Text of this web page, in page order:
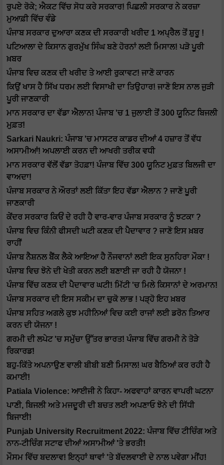
ਰੁਪਏ ਰੋਕੇ; ਐਕਟ ਵਿੱਚ ਸੋਧ ਕਰੇ ਸਰਕਾਰ! ਪਿਛਲੀ ਸਰਕਾਰ ਨੇ ਕਰਜ਼ਾ
ਮੁਆਫ਼ੀ ਵਿੱਚ ਵੰਡੇ
ਪੰਜਾਬ ਸਰਕਾਰ ਦੁਆਰਾ ਕਣਕ ਦੀ ਸਰਕਾਰੀ ਖਰੀਦ 1 ਅਪ੍ਰੈਲ ਤੋਂ ਸ਼ੁਰੂ !
ਪਟਿਆਲਾ ਦੇ ਕਿਸਾਨ ਗੁਰਮੁੱਖ ਸਿੰਘ ਬਣੇ ਹੋਰਨਾਂ ਲਈ ਮਿਸਾਲ! ਪੜੋ ਪੂਰੀ
ਖ਼ਬਰ
ਪੰਜਾਬ ਵਿਚ ਕਣਕ ਦੀ ਖਰੀਦ ਤੇ ਆਈ ਰੁਕਾਵਟ! ਜਾਣੋ ਕਾਰਨ
ਕਿਉਂ ਖਾਸ ਹੈ ਸਿੱਖ ਧਰਮ ਲਈ ਵਿਸਾਖੀ ਦਾ ਤਿਉਹਾਰ! ਜਾਣੋ ਇਸ ਨਾਲ ਜੁੜੀ
ਪੂਰੀ ਜਾਣਕਾਰੀ
ਮਾਨ ਸਰਕਾਰ ਦਾ ਵੱਡਾ ਐਲਾਨ! ਪੰਜਾਬ 'ਚ 1 ਜੁਲਾਈ ਤੋਂ 300 ਯੂਨਿਟ ਬਿਜਲੀ
ਮੁਫ਼ਤ!
Sarkari Naukri: ਪੰਜਾਬ 'ਚ ਮਾਸਟਰ ਕਾਡਰ ਦੀਆਂ 4 ਹਜ਼ਾਰ ਤੋਂ ਵੱਧ
ਅਸਾਮੀਆਂ! ਅਪਲਾਈ ਕਰਨ ਦੀ ਆਖਰੀ ਤਰੀਕ ਵਧੀ
ਮਾਨ ਸਰਕਾਰ ਵੱਲੋਂ ਵੱਡਾ ਤੋਹਫ਼ਾ! ਪੰਜਾਬ ਵਿੱਚ 300 ਯੂਨਿਟ ਮੁਫ਼ਤ ਬਿਲਜੀ ਦਾ
ਵਾਅਦਾ!
ਪੰਜਾਬ ਸਰਕਾਰ ਨੇ ਔਰਤਾਂ ਲਈ ਕਿੱਤਾ ਇਹ ਵੱਡਾ ਐਲਾਨ ? ਜਾਣੋ ਪੂਰੀ
ਜਾਣਕਾਰੀ
ਕੇਂਦਰ ਸਰਕਾਰ ਕਿਓਂ ਦੇ ਰਹੀ ਹੈ ਵਾਰ-ਵਾਰ ਪੰਜਾਬ ਸਰਕਾਰ ਨੂੰ ਝਟਕਾ ?
ਪੰਜਾਬ ਵਿਚ ਕਿੰਨੀ ਫੀਸਦੀ ਘਟੀ ਕਣਕ ਦੀ ਪੈਦਾਵਾਰ ? ਜਾਣੋ ਇਸ ਖ਼ਬਰ
ਰਾਹੀਂ
ਪੰਜਾਬ ਨੈਸ਼ਨਲ ਬੈਂਕ ਲੈਕੇ ਆਇਆ ਹੈ ਨੌਜਵਾਨਾਂ ਲਈ ਇਕ ਸੁਨਹਿਰਾ ਮੌਕਾ !
ਪੰਜਾਬ ਵਿਚ ਝੋਨੇ ਦੀ ਖੇਤੀ ਕਰਨ ਲਈ ਬਣਾਈ ਜਾ ਰਹੀ ਹੈ ਯੋਜਨਾ !
ਪੰਜਾਬ ਵਿੱਚ ਕਣਕ ਦੀ ਪੈਦਾਵਾਰ ਘਟੀ! ਮਿੱਟੀ 'ਚ ਮਿਲੇ ਕਿਸਾਨਾਂ ਦੇ ਅਰਮਾਨ!
ਪੰਜਾਬ ਸਰਕਾਰ ਦੀ ਇਸ ਸਕੀਮ ਦਾ ਚੁਕੋ ਲਾਭ ! ਪੜ੍ਹੋ ਇਹ ਖ਼ਬਰ
ਪੰਜਾਬ ਸਹਿਤ ਅਗਲੇ ਕੁਝ ਮਹੀਨਿਆਂ ਵਿਚ ਕਈ ਰਾਜਾਂ ਲਈ ਡਰੋਨ ਤਿਆਰ
ਕਰਨ ਦੀ ਯੋਜਨਾ !
ਗਰਮੀ ਦੀ ਲਪੇਟ 'ਚ ਸਮੁੱਚਾ ਉੱਤਰ ਭਾਰਤ! ਪੰਜਾਬ ਵਿੱਚ ਗਰਮੀ ਨੇ ਤੋੜੇ
ਰਿਕਾਰਡ!
ਬਹੁ-ਕਿੱਤੇ ਅਪਨਾਉਣ ਵਾਲੀ ਬੀਬੀ ਬਣੀ ਮਿਸਾਲ! ਘਰ ਬੈਠਿਆਂ ਕਰ ਰਹੀ ਹੈ
ਕਮਾਈ!
Patiala Violence: ਆਈਜੀ ਨੇ ਕਿਹਾ- ਅਫਵਾਹਾਂ ਕਾਰਨ ਵਾਪਰੀ ਘਟਨਾ
ਪਾਣੀ, ਬਿਜਲੀ ਅਤੇ ਮਜਦੂਰੀ ਦੀ ਬਚਤ ਲਈ ਅਪਣਾਓ ਝੋਨੇ ਦੀ ਸਿੱਧੀ
ਬਿਜਾਈ!
Punjab University Recruitment 2022: ਪੰਜਾਬ ਵਿੱਚ ਟੀਚਿੰਗ ਅਤੇ
ਨਾਨ-ਟੀਚਿੰਗ ਸਟਾਫ ਦੀਆਂ ਅਸਾਮੀਆਂ 'ਤੇ ਭਰਤੀ!
ਮੌਸਮ ਵਿੱਚ ਬਦਲਾਵ! ਇਨ੍ਹਾਂ ਥਾਵਾਂ 'ਤੇ ਬੱਦਲਵਾਈ ਦੇ ਨਾਲ ਪਵੇਗਾ ਮੀਂਹ!